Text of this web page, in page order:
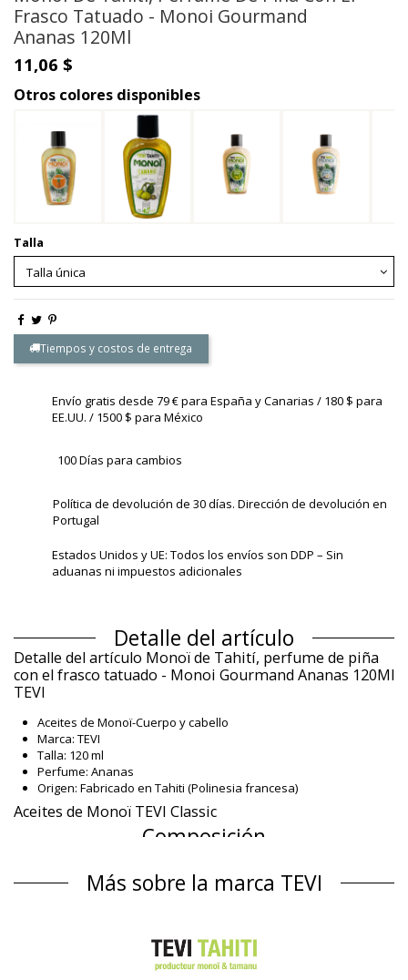
Frasco Tatuado - Monoi Gourmand
Ananas 120Ml
11,06 $
Otros colores disponibles
Talla
Tiempos y costos de entrega
Envío gratis desde 79 € para España y Canarias / 180 $ para
EE.UU. / 1500 $ para México
100 Días para cambios
Política de devolución de 30 días. Dirección de devolución en
Portugal
Estados Unidos y UE: Todos los envíos son DDP – Sin
aduanas ni impuestos adicionales
Detalle del artículo
Detalle del artículo Monoï de Tahití, perfume de piña
con el frasco tatuado - Monoi Gourmand Ananas 120Ml
TEVI
Aceites de Monoï-Cuerpo y cabello
Marca: TEVI
Talla: 120 ml
Perfume: Ananas
Origen: Fabricado en Tahiti (Polinesia francesa)
Aceites de Monoï TEVI Classic
Composición
Información del producto
HS CODE (Código aduanero): 330499
Más sobre la marca TEVI